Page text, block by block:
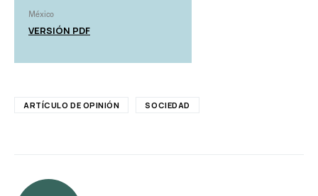
México
VERSIÓN PDF
ARTÍCULO DE OPINIÓN SOCIEDAD